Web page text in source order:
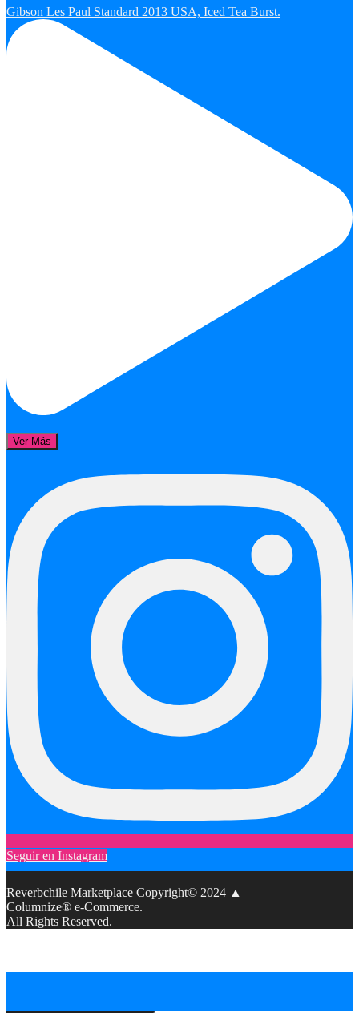
Gibson Les Paul Standard 2013 USA, Iced Tea Burst.
Ver Más
Seguir en Instagram
Reverbchile Marketplace Copyright© 2024 ▲
Columnize® e-Commerce.
All Rights Reserved.